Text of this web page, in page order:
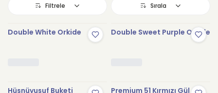
Filtrele Sırala
Double White Orkide Double Sweet Purple Orkide
Hüsnüyusuf Buketi Premium 51 Kırmızı Gül